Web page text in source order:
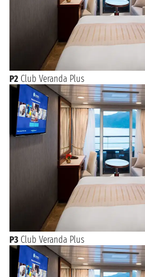
P2 Club Veranda Plus
P3 Club Veranda Plus